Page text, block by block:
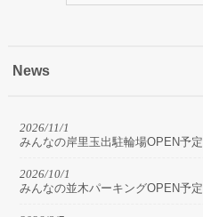
News
2026/11/1
みんなの岸里玉出駐輪場OPEN予定
2026/10/1
みんなの並木パーキングOPEN予定